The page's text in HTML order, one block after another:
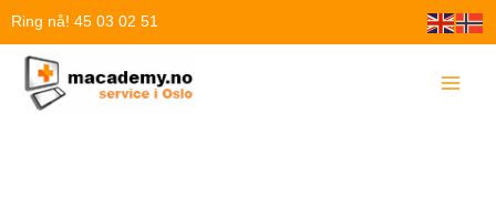
Hopp
innholdet
Ring nå! 45 03 02 51